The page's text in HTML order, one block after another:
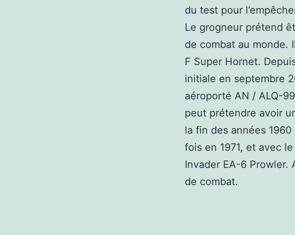
du test pour
Le grogneur prétend
de combat au monde.
F Super Hornet.
initiale en septembre
aéroporté AN / ALQ-
peut prétendre avoir
la fin des années
fois en 1971, et avec
Invader EA-6 Prowler.
de combat.